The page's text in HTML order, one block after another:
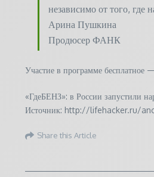
независимо от того, где
Арина Пушкина
Продюсер ФАНК
Участие в программе бесплатное
«ГдеБЕНЗ»: в России запустили
Источник: http://lifehacker.ru/
Share this Article